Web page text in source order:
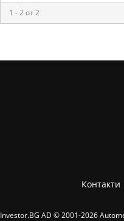
1 - 2 от 2
Контакти
Investor.BG AD © 2001-2026